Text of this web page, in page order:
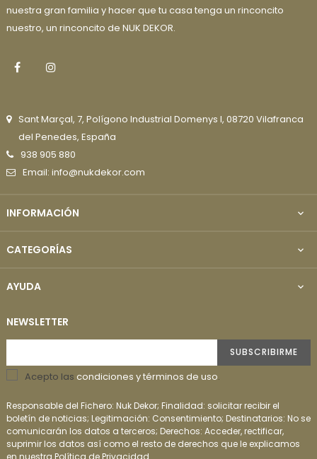
nuestra gran familia y hacer que tu casa tenga un rinconcito
nuestro, un rinconcito de NUK DEKOR.
Facebook
Sant Marçal, 7, Polígono Industrial Domenys I, 08720 Vilafranca
del Penedes, España
938 905 880
Email: info@nukdekor.com
INFORMACIÓN 
CATEGORÍAS 
AYUDA 
NEWSLETTER
SUBSCRIBIRME
Acepto las condiciones y términos de uso.
Responsable del Fichero: Nuk Dekor; Finalidad: solicitar recibir el
boletín de noticias; Legitimación: Consentimiento; Destinatarios: No se
comunicarán los datos a terceros; Derechos: Acceder, rectificar,
suprimir los datos así como el resto de derechos que le explicamos
en nuestra Política de Privacidad.